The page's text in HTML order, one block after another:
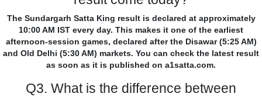
The Sundargarh Satta King result is declared at approximately
10:00 AM IST every day. This makes it one of the earliest
afternoon-session games, declared after the Disawar (5:25 AM)
and Old Delhi (5:30 AM) markets. You can check the latest result
as soon as it is published on a1satta.com.
Q3. What is the difference between